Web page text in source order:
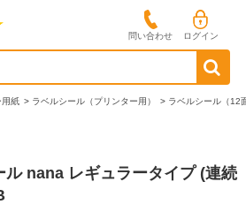
問い合わせ ログイン
用紙 > ラベルシール（プリンター用） > ラベルシール（12
ル nana レギュラータイプ (連続